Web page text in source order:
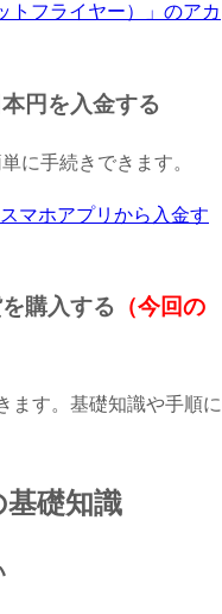
トフライヤー）」のアカ
円を入金する
に手続きできます。
マホアプリから入金す
購入する （今回の
ます。基礎知識や手順に
礎知識